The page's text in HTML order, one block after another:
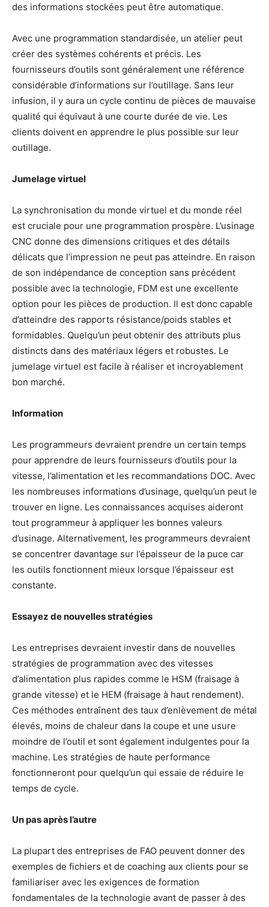
des informations stockées peut être automatique.
Avec une programmation standardisée, un atelier peut
créer des systèmes cohérents et précis. Les
fournisseurs d’outils sont généralement une référence
considérable d’informations sur l’outillage. Sans leur
infusion, il y aura un cycle continu de pièces de mauvaise
qualité qui équivaut à une courte durée de vie. Les
clients doivent en apprendre le plus possible sur leur
outillage.
Jumelage virtuel
La synchronisation du monde virtuel et du monde réel
est cruciale pour une programmation prospère. L’usinage
CNC donne des dimensions critiques et des détails
délicats que l’impression ne peut pas atteindre. En raison
de son indépendance de conception sans précédent
possible avec la technologie, FDM est une excellente
option pour les pièces de production. Il est donc capable
d’atteindre des rapports résistance/poids stables et
formidables. Quelqu’un peut obtenir des attributs plus
distincts dans des matériaux légers et robustes. Le
jumelage virtuel est facile à réaliser et incroyablement
bon marché.
Information
Les programmeurs devraient prendre un certain temps
pour apprendre de leurs fournisseurs d’outils pour la
vitesse, l’alimentation et les recommandations DOC. Avec
les nombreuses informations d’usinage, quelqu’un peut le
trouver en ligne. Les connaissances acquises aideront
tout programmeur à appliquer les bonnes valeurs
d’usinage. Alternativement, les programmeurs devraient
se concentrer davantage sur l’épaisseur de la puce car
les outils fonctionnent mieux lorsque l’épaisseur est
constante.
Essayez de nouvelles stratégies
Les entreprises devraient investir dans de nouvelles
stratégies de programmation avec des vitesses
d’alimentation plus rapides comme le HSM (fraisage à
grande vitesse) et le HEM (fraisage à haut rendement).
Ces méthodes entraînent des taux d’enlèvement de métal
élevés, moins de chaleur dans la coupe et une usure
moindre de l’outil et sont également indulgentes pour la
machine. Les stratégies de haute performance
fonctionneront pour quelqu’un qui essaie de réduire le
temps de cycle.
Un pas après l’autre
La plupart des entreprises de FAO peuvent donner des
exemples de fichiers et de coaching aux clients pour se
familiariser avec les exigences de formation
fondamentales de la technologie avant de passer à des